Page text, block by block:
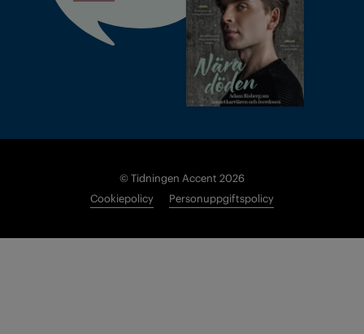
© Tidningen Accent 2026
Cookiepolicy
Personuppgiftspolicy